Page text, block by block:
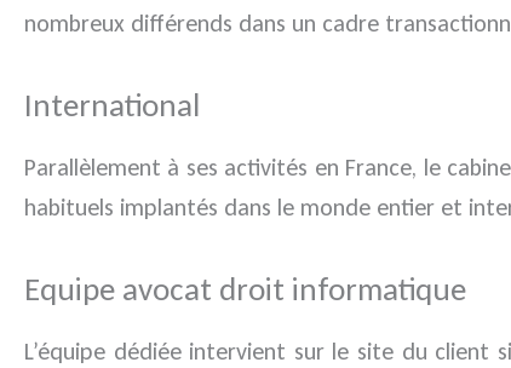
nombreux différends dans un cadre
International
Parallèlement à ses activités en France, le
habituels implantés dans le monde entier et
Equipe avocat droit informatique
L’équipe dédiée intervient sur le site du